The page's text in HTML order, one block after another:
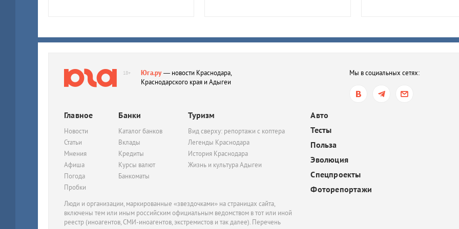
после семейной ссоры
В Ростове-на-Дону
электросамокатов
18+ Юга.ру— новости Краснодара,
Краснодарского края и Адыгеи
Мы в социальных сетях:
Главное
Новости
Статьи
Мнения
Афиша
Погода
Пробки
Банки
Каталог банков
Вклады
Кредиты
Курсы валют
Банкоматы
Туризм
Вид сверху: репортажи с коптера
Легенды Краснодара
История Краснодара
Жизнь и культура Адыгеи
Авто
Тесты
Польза
Эволюция
Спецпроекты
Фоторепортажи
Люди и организации, маркированные «звездочками» на страницах сайта,
включены тем или иным российским официальным ведомством в тот или иной
реестр (иноагентов, СМИ-иноагентов, экстремистов и так далее). Перечень